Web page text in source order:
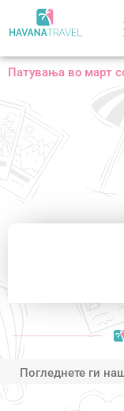
to
Патувања во март
Погледнете ги